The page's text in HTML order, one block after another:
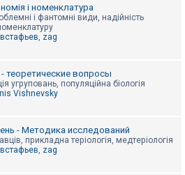
і номенклатура
і фантомні види, надійність
, zag
- теоретические вопросы
угруповань, популяційна біологія
Vishnevsky
- Методика исследований
прикладна теріологія, медтеріологія
, zag